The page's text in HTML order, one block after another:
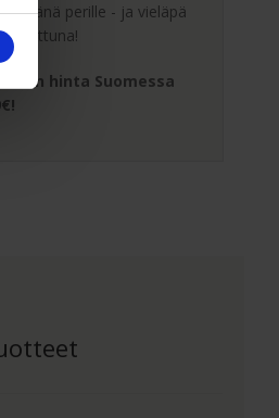
ehjänä perille - ja vieläpä
hinta Suomessa